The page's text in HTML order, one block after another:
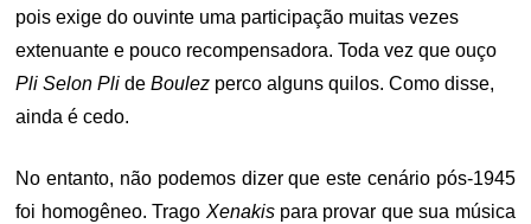
pois exige do ouvinte uma participação muitas vezes
extenuante e pouco recompensadora. Toda vez que ouço
Pli Selon Pli deBoulez perco alguns quilos. Como disse,
ainda é cedo.
No entanto, não podemos dizer que este cenário pós-1945
foi homogêneo. Trago Xenakispara provar que sua música